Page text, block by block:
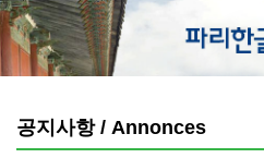
공지사항 / Annonces